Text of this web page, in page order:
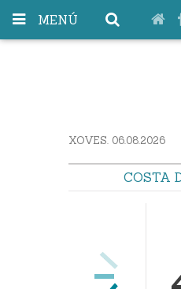
MENÚ
XOVES. 06.08.2026
COSTA